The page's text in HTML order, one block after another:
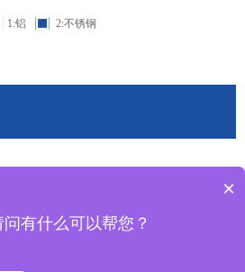
1:铝 2:不锈钢
×
有什么可以帮您？